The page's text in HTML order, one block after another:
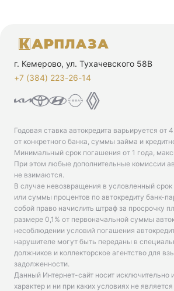
г. Кемерово, ул. Тухачевского 58В
+7 (384) 223-26-14‬
Годовая ставка автокредита варьируется от
от конкретного банка, суммы займа и
Минимальный срок погашения от 1 года,
При этом любые дополнительные комиссии
не взимаются.
В случае невозвращения в условленный
или суммы процентов по автокредиту банк-
собой право начислить штраф за просрочку
размере 0,1% от первоначальной суммы
несоблюдении условий погашения
нарушителе могут быть переданы в
должников и коллекторское агентство для
задолженности.
Данный Интернет-сайт носит
характер и ни при каких условиях не